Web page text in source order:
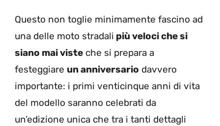
Questo non toglie minimamente fascino ad
una delle moto stradali più veloci che si
siano mai viste che si prepara a
festeggiare un anniversario davvero
importante: i primi venticinque anni di vita
del modello saranno celebrati da
un’edizione unica che tra i tanti dettagli